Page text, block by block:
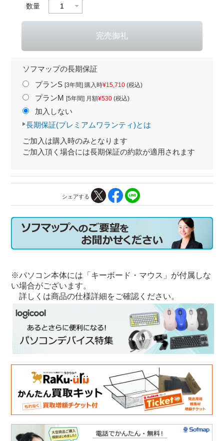
数量
ソフマップの長期保証
プランS [3年間] 購入時¥15,710(税込)
プランM [5年間] 月額¥530(税込)
加入しない
長期保証(プレミアムワランティ)とは
ご加入は購入時のみとなります
ご加入頂く場合には長期保証の約款が適用されます
シェアする
※パソコン本体には「キーボード・マウス」が付属しな
い場合がございます。
詳しくは商品の仕様詳細をご確認ください。